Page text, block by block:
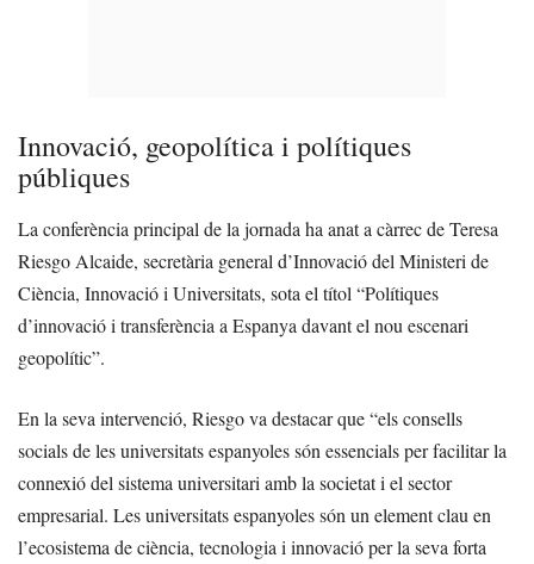
Innovació, geopolítica i polítiques
públiques
La conferència principal de la jornada ha anat a càrrec de Teresa
Riesgo Alcaide, secretària general d’Innovació del Ministeri de
Ciència, Innovació i Universitats, sota el títol “Polítiques
d’innovació i transferència a Espanya davant el nou escenari
geopolític”.
En la seva intervenció, Riesgo va destacar que “els consells
socials de les universitats espanyoles són essencials per facilitar la
connexió del sistema universitari amb la societat i el sector
empresarial. Les universitats espanyoles són un element clau en
l’ecosistema de ciència, tecnologia i innovació per la seva forta